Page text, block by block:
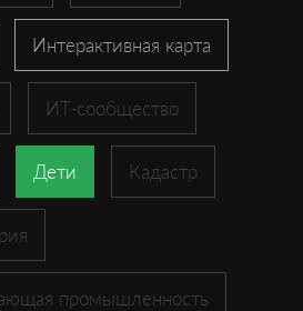
Интерактивная карта
ИТ-сообщество
Дети Кадастр
промышленность